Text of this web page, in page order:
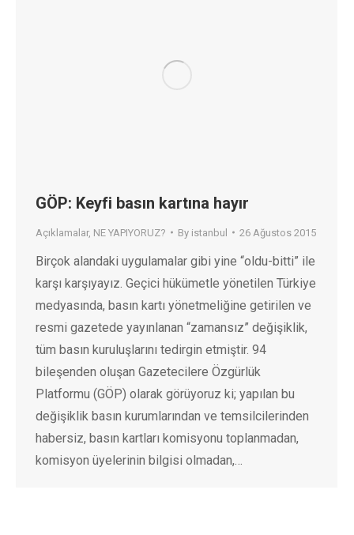
GÖP: Keyfi basın kartına hayır
Açıklamalar, NE YAPIYORUZ? By istanbul 26 Ağustos 2015
Birçok alandaki uygulamalar gibi yine “oldu-bitti” ile
karşı karşıyayız. Geçici hükümetle yönetilen Türkiye
medyasında, basın kartı yönetmeliğine getirilen ve
resmi gazetede yayınlanan “zamansız” değişiklik,
tüm basın kuruluşlarını tedirgin etmiştir. 94
bileşenden oluşan Gazetecilere Özgürlük
Platformu (GÖP) olarak görüyoruz ki; yapılan bu
değişiklik basın kurumlarından ve temsilcilerinden
habersiz, basın kartları komisyonu toplanmadan,
komisyon üyelerinin bilgisi olmadan,…